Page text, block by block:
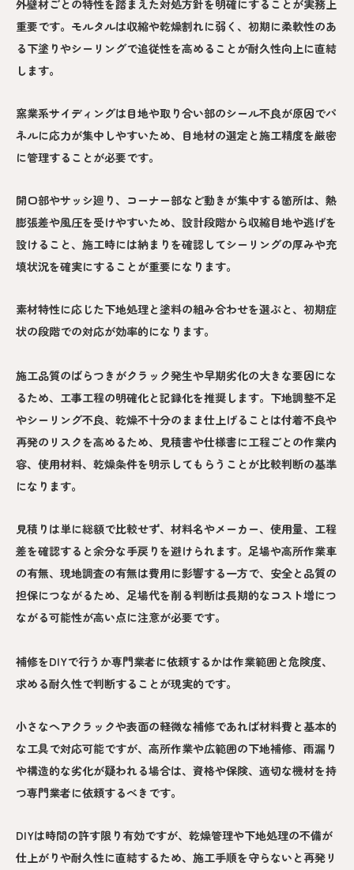
外壁材ごとの特性を踏まえた対処方針を明確にすることが実務上
重要です。モルタルは収縮や乾燥割れに弱く、初期に柔軟性のあ
る下塗りやシーリングで追従性を高めることが耐久性向上に直結
します。
窯業系サイディングは目地や取り合い部のシール不良が原因でパ
ネルに応力が集中しやすいため、目地材の選定と施工精度を厳密
に管理することが必要です。
開口部やサッシ廻り、コーナー部など動きが集中する箇所は、熱
膨張差や風圧を受けやすいため、設計段階から収縮目地や逃げを
設けること、施工時には納まりを確認してシーリングの厚みや充
填状況を確実にすることが重要になります。
素材特性に応じた下地処理と塗料の組み合わせを選ぶと、初期症
状の段階での対応が効率的になります。
施工品質のばらつきがクラック発生や早期劣化の大きな要因にな
るため、工事工程の明確化と記録化を推奨します。下地調整不足
やシーリング不良、乾燥不十分のまま仕上げることは付着不良や
再発のリスクを高めるため、見積書や仕様書に工程ごとの作業内
容、使用材料、乾燥条件を明示してもらうことが比較判断の基準
になります。
見積りは単に総額で比較せず、材料名やメーカー、使用量、工程
差を確認すると余分な手戻りを避けられます。足場や高所作業車
の有無、現地調査の有無は費用に影響する一方で、安全と品質の
担保につながるため、足場代を削る判断は長期的なコスト増につ
ながる可能性が高い点に注意が必要です。
補修をDIYで行うか専門業者に依頼するかは作業範囲と危険度、
求める耐久性で判断することが現実的です。
小さなヘアクラックや表面の軽微な補修であれば材料費と基本的
な工具で対応可能ですが、高所作業や広範囲の下地補修、雨漏り
や構造的な劣化が疑われる場合は、資格や保険、適切な機材を持
つ専門業者に依頼するべきです。
DIYは時間の許す限り有効ですが、乾燥管理や下地処理の不備が
仕上がりや耐久性に直結するため、施工手順を守らないと再発リ